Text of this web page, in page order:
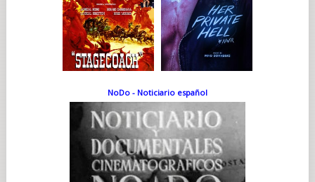
NoDo - Noticiario español